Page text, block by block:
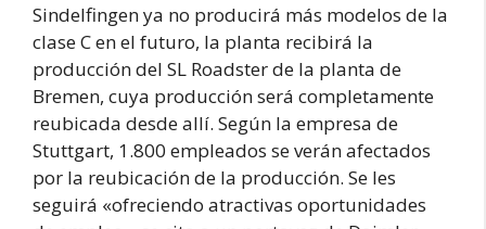
Sindelfingen ya no producirá más modelos de la
clase C en el futuro, la planta recibirá la
producción del SL Roadster de la planta de
Bremen, cuya producción será completamente
reubicada desde allí. Según la empresa de
Stuttgart, 1.800 empleados se verán afectados
por la reubicación de la producción. Se les
seguirá «ofreciendo atractivas oportunidades